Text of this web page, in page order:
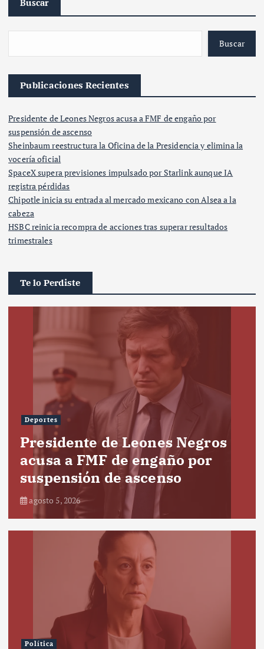
Buscar
Publicaciones Recientes
Presidente de Leones Negros acusa a FMF de engaño por
suspensión de ascenso
Sheinbaum reestructura la Oficina de la Presidencia y elimina la
vocería oficial
SpaceX supera previsiones impulsado por Starlink aunque IA
registra pérdidas
Chipotle inicia su entrada al mercado mexicano con Alsea a la
cabeza
HSBC reinicia recompra de acciones tras superar resultados
trimestrales
Te lo Perdiste
Deportes
Presidente de Leones Negros
acusa a FMF de engaño por
suspensión de ascenso
agosto 5, 2026
Política